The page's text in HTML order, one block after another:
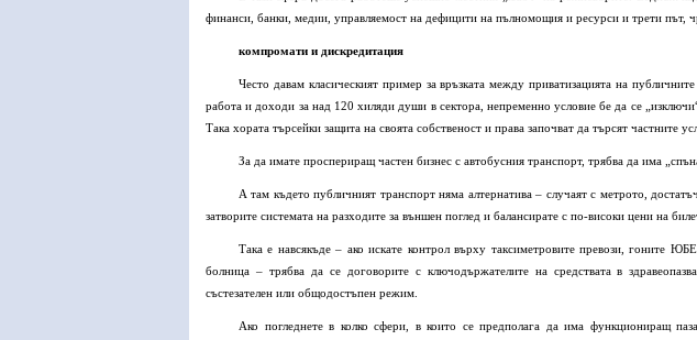
финанси, банки, медии, управляемост на дефицити на пълномощия и ресурси и трети път,
компромати и дискредитация
Често давам класическият пример за връзката между приватизацията на
работа и доходи за над 120 хиляди души в сектора, непременно условие бе да се
Така хората търсейки защита на своята собственост и права започват да търсят частните
За да имате проспериращ частен бизнес с автобусния транспорт, трябва да има
А там където публичният транспорт няма алтернатива – случаят с метрото,
затворите системата на разходите за външен поглед и балансирате с по-високи цени на
Така е навсякъде – ако искате контрол върху таксиметровите превози, гоните
болница – трябва да се договорите с ключодържателите на средствата в
състезателен или общодостъпен режим.
Ако погледнете в колко сфери, в които се предполага да има функциониращ